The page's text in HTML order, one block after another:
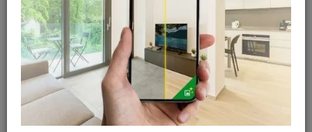
Gosselies 64 articles
Court-St-Etienne 54 articles